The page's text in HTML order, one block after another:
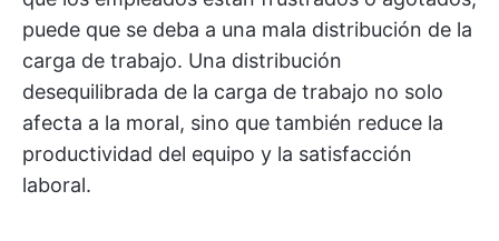
puede que se deba a una mala distribución de la
carga de trabajo. Una distribución
desequilibrada de la carga de trabajo no solo
afecta a la moral, sino que también reduce la
productividad del equipo y la satisfacción
laboral.